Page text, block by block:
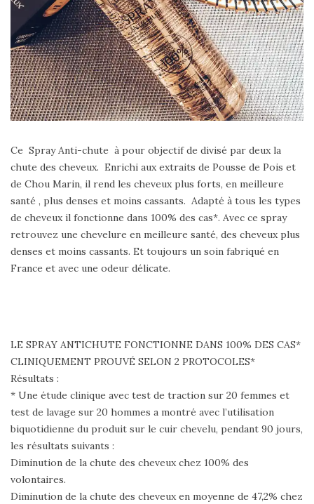
Ce Spray Anti-chute à pour objectif de divisé par deux la
chute des cheveux. Enrichi aux extraits de Pousse de Pois et
de Chou Marin, il rend les cheveux plus forts, en meilleure
santé , plus denses et moins cassants. Adapté à tous les types
de cheveux il fonctionne dans 100% des cas*. Avec ce spray
retrouvez une chevelure en meilleure santé, des cheveux plus
denses et moins cassants. Et toujours un soin fabriqué en
France et avec une odeur délicate.
LE SPRAY ANTICHUTE FONCTIONNE DANS 100% DES CAS*
CLINIQUEMENT PROUVÉ SELON 2 PROTOCOLES*
Résultats :
* Une étude clinique avec test de traction sur 20 femmes et
test de lavage sur 20 hommes a montré avec l’utilisation
biquotidienne du produit sur le cuir chevelu, pendant 90 jours,
les résultats suivants :
Diminution de la chute des cheveux chez 100% des
volontaires.
Diminution de la chute des cheveux en moyenne de 47,2% chez